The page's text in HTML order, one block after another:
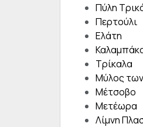
Πύλη
Περτούλι
Ελάτη
Τρίκαλα
Μύλος
Μέτσοβο
Μετέωρα
Λίμνη